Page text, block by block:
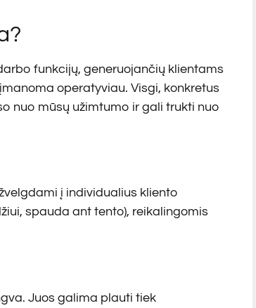
funkcijų, generuojančių klientams
operatyviau. Visgi, konkretus
nuo mūsų užimtumo ir gali trukti nuo
į individualius kliento
spauda ant tento), reikalingomis
Juos galima plauti tiek